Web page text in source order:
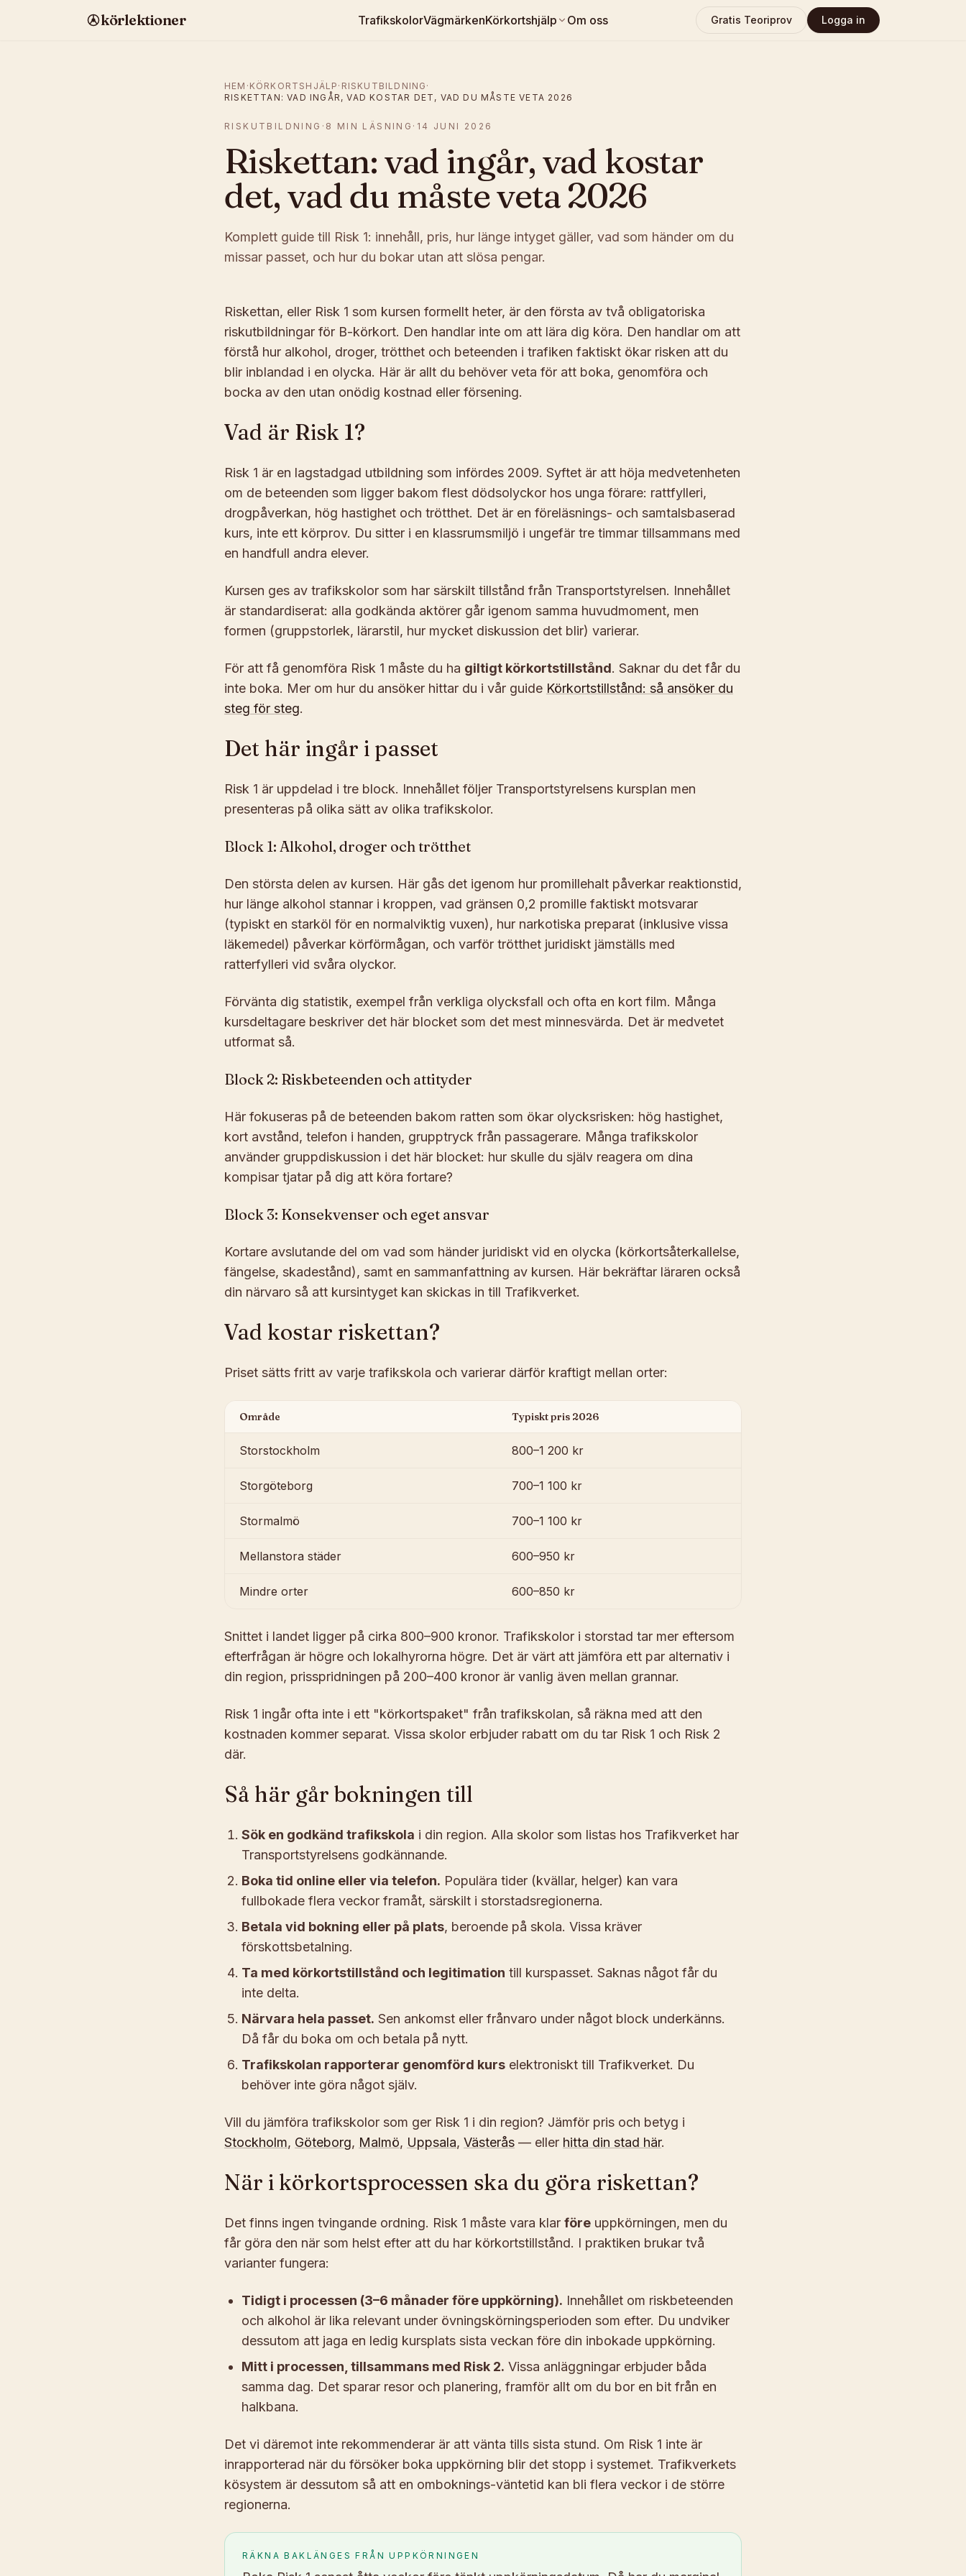
körlektioner TrafikskolorVägmärkenKörkortshjälp Om oss Gratis Teoriprov Logga in
HEM · KÖRKORTSHJÄLP · RISKUTBILDNING ·
RISKETTAN: VAD INGÅR, VAD KOSTAR DET, VAD DU MÅSTE VETA 2026
RISKUTBILDNING · 8 MIN LÄSNING · 14 JUNI 2026
Riskettan: vad ingår, vad kostar
det, vad du måste veta 2026
Komplett guide till Risk 1: innehåll, pris, hur länge intyget gäller, vad som händer om du
missar passet, och hur du bokar utan att slösa pengar.
Riskettan, eller Risk 1 som kursen formellt heter, är den första av två obligatoriska
riskutbildningar för B-körkort. Den handlar inte om att lära dig köra. Den handlar om att
förstå hur alkohol, droger, trötthet och beteenden i trafiken faktiskt ökar risken att du
blir inblandad i en olycka. Här är allt du behöver veta för att boka, genomföra och
bocka av den utan onödig kostnad eller försening.
Vad är Risk 1?
Risk 1 är en lagstadgad utbildning som infördes 2009. Syftet är att höja medvetenheten
om de beteenden som ligger bakom flest dödsolyckor hos unga förare: rattfylleri,
drogpåverkan, hög hastighet och trötthet. Det är en föreläsnings- och samtalsbaserad
kurs, inte ett körprov. Du sitter i en klassrumsmiljö i ungefär tre timmar tillsammans med
en handfull andra elever.
Kursen ges av trafikskolor som har särskilt tillstånd från Transportstyrelsen. Innehållet
är standardiserat: alla godkända aktörer går igenom samma huvudmoment, men
formen (gruppstorlek, lärarstil, hur mycket diskussion det blir) varierar.
För att få genomföra Risk 1 måste du ha giltigt körkortstillstånd. Saknar du det får du
inte boka. Mer om hur du ansöker hittar du i vår guide Körkortstillstånd: så ansöker du
steg för steg.
Det här ingår i passet
Risk 1 är uppdelad i tre block. Innehållet följer Transportstyrelsens kursplan men
presenteras på olika sätt av olika trafikskolor.
Block 1: Alkohol, droger och trötthet
Den största delen av kursen. Här gås det igenom hur promillehalt påverkar reaktionstid,
hur länge alkohol stannar i kroppen, vad gränsen 0,2 promille faktiskt motsvarar
(typiskt en starköl för en normalviktig vuxen), hur narkotiska preparat (inklusive vissa
läkemedel) påverkar körförmågan, och varför trötthet juridiskt jämställs med
ratterfylleri vid svåra olyckor.
Förvänta dig statistik, exempel från verkliga olycksfall och ofta en kort film. Många
kursdeltagare beskriver det här blocket som det mest minnesvärda. Det är medvetet
utformat så.
Block 2: Riskbeteenden och attityder
Här fokuseras på de beteenden bakom ratten som ökar olycksrisken: hög hastighet,
kort avstånd, telefon i handen, grupptryck från passagerare. Många trafikskolor
använder gruppdiskussion i det här blocket: hur skulle du själv reagera om dina
kompisar tjatar på dig att köra fortare?
Block 3: Konsekvenser och eget ansvar
Kortare avslutande del om vad som händer juridiskt vid en olycka (körkortsåterkallelse,
fängelse, skadestånd), samt en sammanfattning av kursen. Här bekräftar läraren också
din närvaro så att kursintyget kan skickas in till Trafikverket.
Vad kostar riskettan?
Priset sätts fritt av varje trafikskola och varierar därför kraftigt mellan orter:
Område Typiskt pris 2026
Storstockholm 800–1 200 kr
Storgöteborg 700–1 100 kr
Stormalmö 700–1 100 kr
Mellanstora städer 600–950 kr
Mindre orter 600–850 kr
Snittet i landet ligger på cirka 800–900 kronor. Trafikskolor i storstad tar mer eftersom
efterfrågan är högre och lokalhyrorna högre. Det är värt att jämföra ett par alternativ i
din region, prisspridningen på 200–400 kronor är vanlig även mellan grannar.
Risk 1 ingår ofta inte i ett "körkortspaket" från trafikskolan, så räkna med att den
kostnaden kommer separat. Vissa skolor erbjuder rabatt om du tar Risk 1 och Risk 2
där.
Så här går bokningen till
Sök en godkänd trafikskola i din region. Alla skolor som listas hos Trafikverket har
Transportstyrelsens godkännande.
Boka tid online eller via telefon. Populära tider (kvällar, helger) kan vara
fullbokade flera veckor framåt, särskilt i storstadsregionerna.
Betala vid bokning eller på plats, beroende på skola. Vissa kräver
förskottsbetalning.
Ta med körkortstillstånd och legitimation till kurspasset. Saknas något får du
inte delta.
Närvara hela passet. Sen ankomst eller frånvaro under något block underkänns.
Då får du boka om och betala på nytt.
Trafikskolan rapporterar genomförd kurs elektroniskt till Trafikverket. Du
behöver inte göra något själv.
Vill du jämföra trafikskolor som ger Risk 1 i din region? Jämför pris och betyg i
Stockholm, Göteborg, Malmö, Uppsala, Västerås — eller hitta din stad här.
När i körkortsprocessen ska du göra riskettan?
Det finns ingen tvingande ordning. Risk 1 måste vara klar före uppkörningen, men du
får göra den när som helst efter att du har körkortstillstånd. I praktiken brukar två
varianter fungera:
Tidigt i processen (3–6 månader före uppkörning). Innehållet om riskbeteenden
och alkohol är lika relevant under övningskörningsperioden som efter. Du undviker
dessutom att jaga en ledig kursplats sista veckan före din inbokade uppkörning.
Mitt i processen, tillsammans med Risk 2. Vissa anläggningar erbjuder båda
samma dag. Det sparar resor och planering, framför allt om du bor en bit från en
halkbana.
Det vi däremot inte rekommenderar är att vänta tills sista stund. Om Risk 1 inte är
inrapporterad när du försöker boka uppkörning blir det stopp i systemet. Trafikverkets
kösystem är dessutom så att en omboknings-väntetid kan bli flera veckor i de större
regionerna.
RÄKNA BAKLÄNGES FRÅN UPPKÖRNINGEN